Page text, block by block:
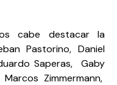
cabe destacar la
Pastorino, Daniel
Saperas, Gaby
Zimmermann,